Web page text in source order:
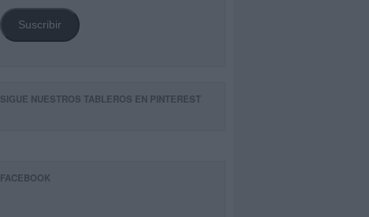
Suscribir
SIGUE NUESTROS TABLEROS EN PINTEREST
FACEBOOK